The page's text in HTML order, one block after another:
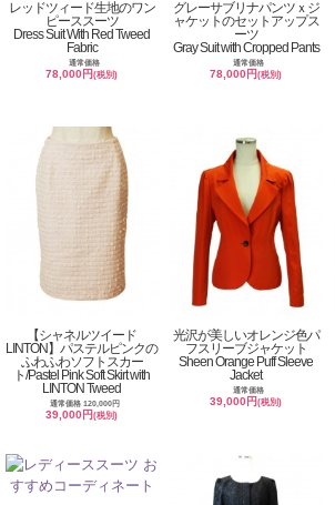
レッドツィード生地のワン
ピーススーツ
Dress Suit With Red Tweed
Fabric
通常価格
78,000円(税別)
グレーサブリナパンツｘジ
ャケットのセットアップス
ーツ
Gray Suit with Cropped Pants
通常価格
78,000円(税別)
【シャネルツイード
LINTON】パステルピンクの
ふわふわソフトスカー
ト/Pastel Pink Soft Skirt with
LINTON Tweed
通常価格 120,000円
39,000円(税別)
光沢が美しいオレンジ色パ
フスリーブジャケット
Sheen Orange Puff Sleeve
Jacket
通常価格
39,000円(税別)